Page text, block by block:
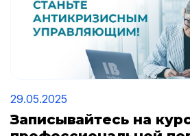
29.05.2025
Записывайтесь на